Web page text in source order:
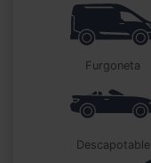
furgoneta
descapotable